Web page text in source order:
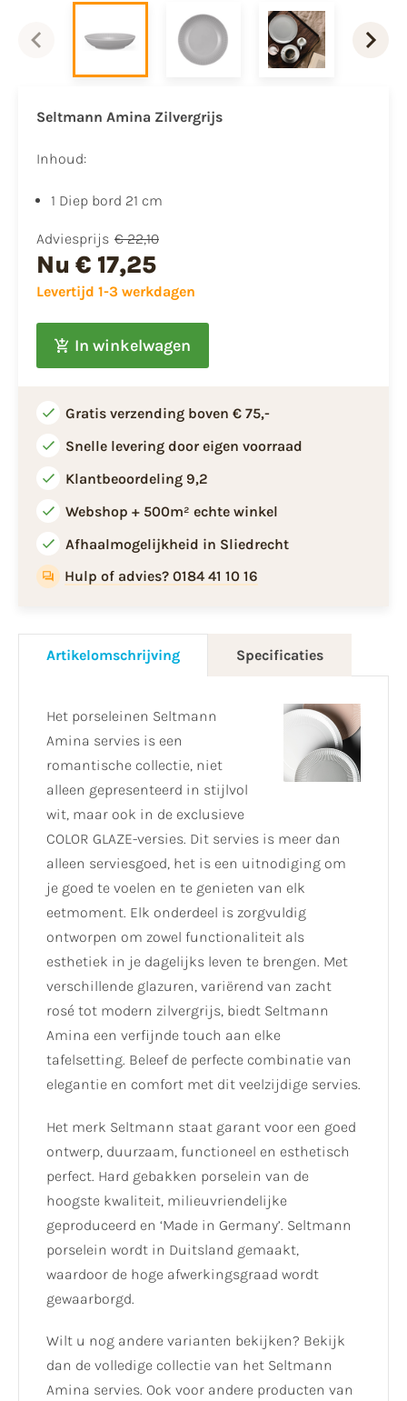
Seltmann Amina Zilvergrijs
Inhoud:
​1 Diep bord 21 cm
Adviesprijs € 22,10
Nu € 17,25
Levertijd 1-3 werkdagen
In winkelwagen
Gratis verzending boven € 75,-
Snelle levering door eigen voorraad
Klantbeoordeling 9,2
Webshop + 500m² echte winkel
Afhaalmogelijkheid in Sliedrecht
Hulp of advies? 0184 41 10 16
Artikelomschrijving Specificaties
Het porseleinen Seltmann
Amina servies is een
romantische collectie, niet
alleen gepresenteerd in stijlvol
wit, maar ook in de exclusieve
COLOR GLAZE-versies. Dit servies is meer dan
alleen serviesgoed, het is een uitnodiging om
je goed te voelen en te genieten van elk
eetmoment. Elk onderdeel is zorgvuldig
ontworpen om zowel functionaliteit als
esthetiek in je dagelijks leven te brengen. Met
verschillende glazuren, variërend van zacht
rosé tot modern zilvergrijs, biedt Seltmann
Amina een verfijnde touch aan elke
tafelsetting. Beleef de perfecte combinatie van
elegantie en comfort met dit veelzijdige servies.
Het merk Seltmann staat garant voor een goed
ontwerp, duurzaam, functioneel en esthetisch
perfect. Hard gebakken porselein van de
hoogste kwaliteit, milieuvriendelijke
geproduceerd en ‘Made in Germany’. Seltmann
porselein wordt in Duitsland gemaakt,
waardoor de hoge afwerkingsgraad wordt
gewaarborgd.
Wilt u nog andere varianten bekijken? Bekijk
dan de volledige collectie van het Seltmann
Amina servies. Ook voor andere producten van